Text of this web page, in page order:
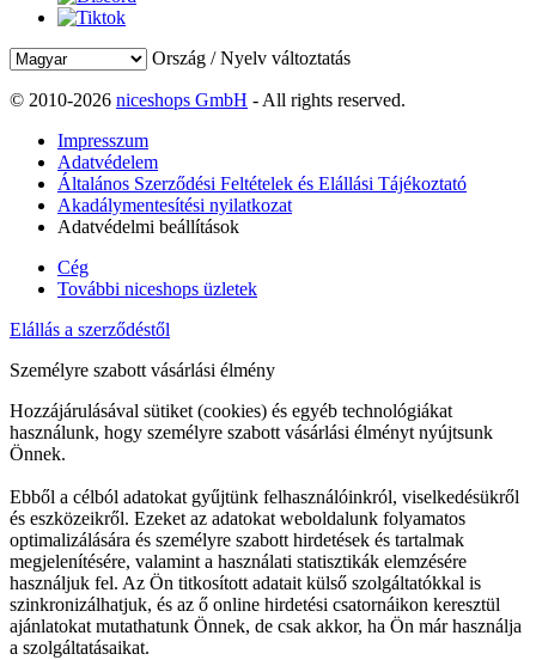
Ország / Nyelv változtatás
© 2010-2026 niceshops GmbH - All rights reserved.
Impresszum
Adatvédelem
Általános Szerződési Feltételek és Elállási Tájékoztató
Akadálymentesítési nyilatkozat
Adatvédelmi beállítások
Cég
További niceshops üzletek
Elállás a szerződéstől
Személyre szabott vásárlási élmény
Hozzájárulásával sütiket (cookies) és egyéb technológiákat
használunk, hogy személyre szabott vásárlási élményt nyújtsunk
Önnek.
Ebből a célból adatokat gyűjtünk felhasználóinkról, viselkedésükről
és eszközeikről. Ezeket az adatokat weboldalunk folyamatos
optimalizálására és személyre szabott hirdetések és tartalmak
megjelenítésére, valamint a használati statisztikák elemzésére
használjuk fel. Az Ön titkosított adatait külső szolgáltatókkal is
szinkronizálhatjuk, és az ő online hirdetési csatornáikon keresztül
ajánlatokat mutathatunk Önnek, de csak akkor, ha Ön már használja
a szolgáltatásaikat.